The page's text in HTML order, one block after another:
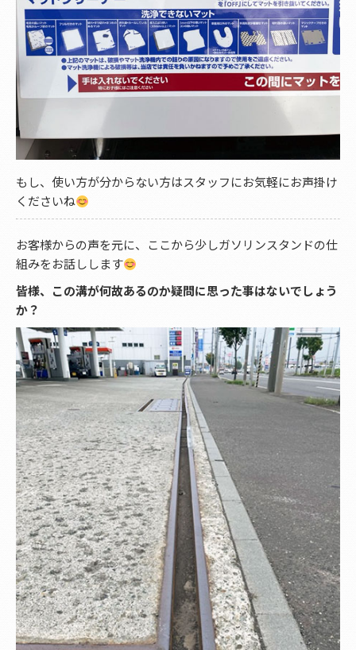
もし、使い方が分からない方はスタッフにお気軽にお声掛け
くださいね
お客様からの声を元に、ここから少しガソリンスタンドの仕
組みをお話しします
皆様、この溝が何故あるのか疑問に思った事はないでしょう
か？